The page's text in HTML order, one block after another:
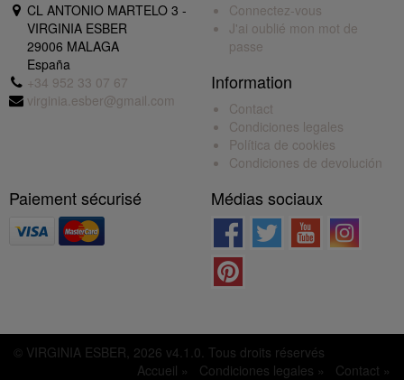
CL ANTONIO MARTELO 3 -
VIRGINIA ESBER
29006 MALAGA
España
+34 952 33 07 67
virginia.esber@gmail.com
Connectez-vous
J'ai oublié mon mot de
passe
Information
Contact
Condiciones legales
Política de cookies
Condiciones de devolución
Paiement sécurisé Médias sociaux
© VIRGINIA ESBER, 2026 v4.1.0. Tous droits réservés
Accueil »
Condiciones legales » Contact »